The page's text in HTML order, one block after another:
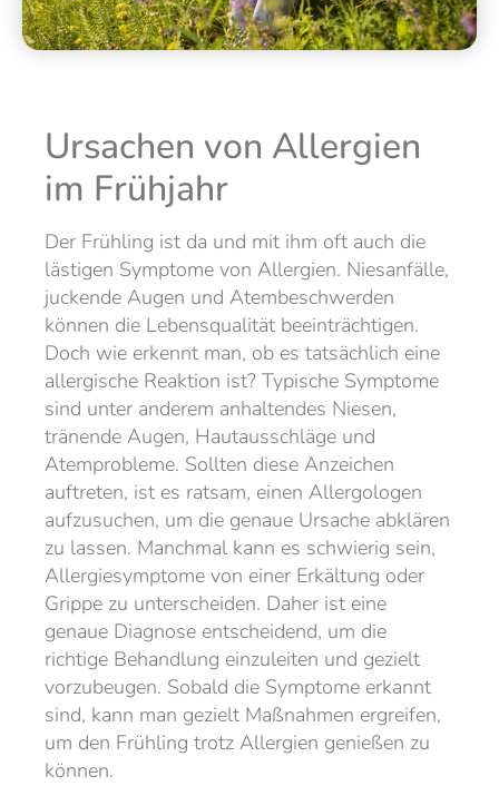
Ursachen von Allergien
im Frühjahr
Der Frühling ist da und mit ihm oft auch die
lästigen Symptome von Allergien. Niesanfälle,
juckende Augen und Atembeschwerden
können die Lebensqualität beeinträchtigen.
Doch wie erkennt man, ob es tatsächlich eine
allergische Reaktion ist? Typische Symptome
sind unter anderem anhaltendes Niesen,
tränende Augen, Hautausschläge und
Atemprobleme. Sollten diese Anzeichen
auftreten, ist es ratsam, einen Allergologen
aufzusuchen, um die genaue Ursache abklären
zu lassen. Manchmal kann es schwierig sein,
Allergiesymptome von einer Erkältung oder
Grippe zu unterscheiden. Daher ist eine
genaue Diagnose entscheidend, um die
richtige Behandlung einzuleiten und gezielt
vorzubeugen. Sobald die Symptome erkannt
sind, kann man gezielt Maßnahmen ergreifen,
um den Frühling trotz Allergien genießen zu
können.